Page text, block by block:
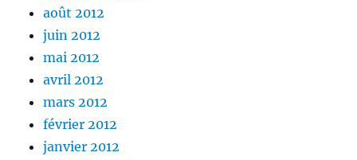
août 2012
juin 2012
mai 2012
avril 2012
mars 2012
février 2012
janvier 2012